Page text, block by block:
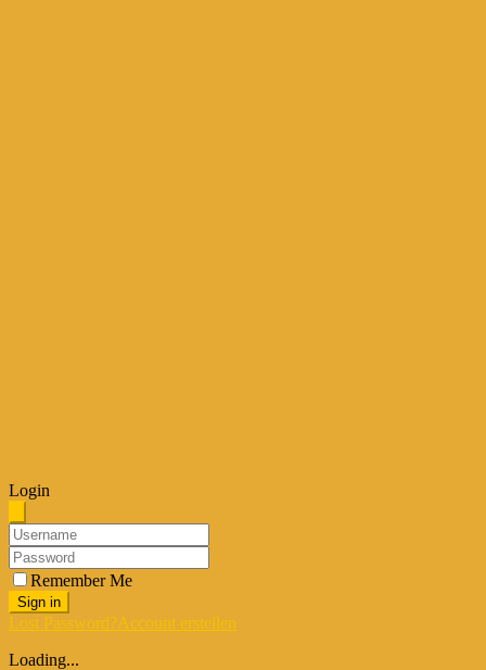
Login
Remember Me
Sign in
Lost Password?Account erstellen
Loading...